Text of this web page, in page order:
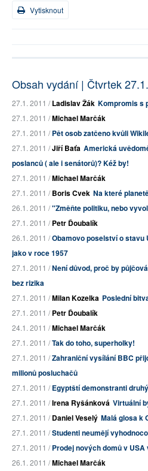
Vytisknout
Obsah vydání | Čtvrtek
27.1. 2011 /Ladislav Žák Kompromis s
27.1. 2011 /Michael Marčák
27.1. 2011 /Pět osob zatčeno kvůli
27.1. 2011 /Jiří Baťa Americká
poslanců ( ale i senátorů)? Kéž by!
27.1. 2011 /Michael Marčák
27.1. 2011 /Boris Cvek Na které
26.1. 2011 /"Změňte politiku, nebo
27.1. 2011 /Petr Ďoubalík
26.1. 2011 /Obamovo poselství o stavu
jako v roce 1957
27.1. 2011 /Není důvod, proč by
bez rizika
27.1. 2011 /Milan Kozelka Poslední
27.1. 2011 /Petr Ďoubalík
24.1. 2011 /Michael Marčák
27.1. 2011 /Tak do toho, superholky!
27.1. 2011 /Zahraniční vysílání BBC
milionů posluchačů
27.1. 2011 /Egyptští demonstranti
27.1. 2011 /Irena Ryšánková Virtuální
27.1. 2011 /Daniel Veselý Malá glosa k
27.1. 2011 /Studenti neumějí
27.1. 2011 /Prodej nových domů v
26.1. 2011 /Michael Marčák